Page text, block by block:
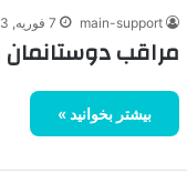
main-support 7 فوریه, 2023
مراقب دوستانمان
بیشتر بخوانید »